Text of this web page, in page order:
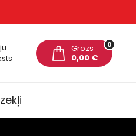
0
Grozs
0,00 €